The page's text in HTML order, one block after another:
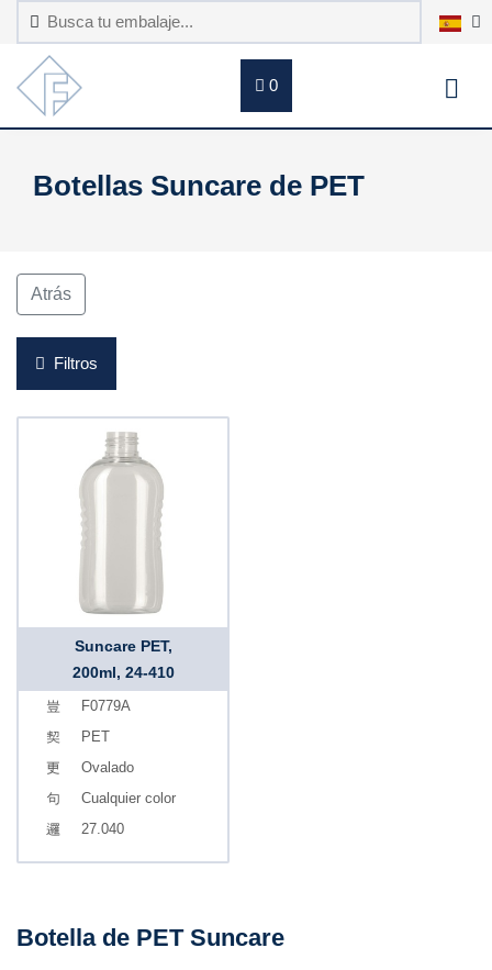
0
Botellas Suncare de PET
Atrás
Filtros
Suncare PET,
200ml, 24-410
F0779A
PET
Ovalado
Cualquier color
27.040
Botella de PET Suncare